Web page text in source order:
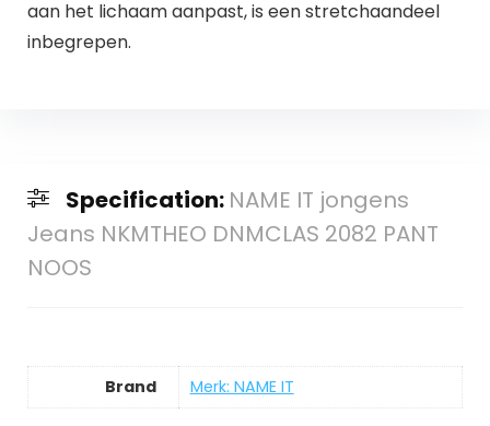
aan het lichaam aanpast, is een stretchaandeel
inbegrepen.
Specification: NAME IT jongens
Jeans NKMTHEO DNMCLAS 2082 PANT
NOOS
Brand Merk: NAME IT